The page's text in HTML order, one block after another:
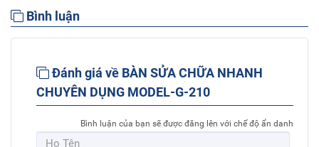
Bình luận
Đánh giá về BÀN SỬA CHỮA NHANH
CHUYÊN DỤNG MODEL-G-210
Bình luận của bạn sẽ được đăng lên với chế độ ẩn danh